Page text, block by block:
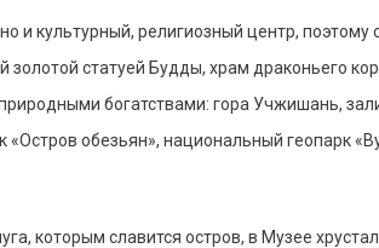
и культурный, религиозный центр,
золотой статуей Будды, храм драконьего
богатствами: гора Учжишань,
обезьян», национальный геопарк
которым славится остров, в Музее